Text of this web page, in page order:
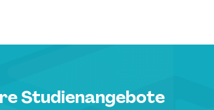
Studienangebote